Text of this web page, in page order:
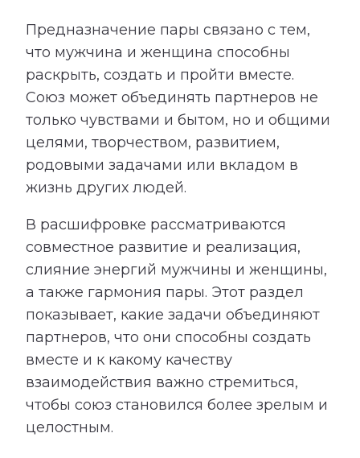
Предназначение пары связано с тем,
что мужчина и женщина способны
раскрыть, создать и пройти вместе.
Союз может объединять партнеров не
только чувствами и бытом, но и общими
целями, творчеством, развитием,
родовыми задачами или вкладом в
жизнь других людей.
В расшифровке рассматриваются
совместное развитие и реализация,
слияние энергий мужчины и женщины,
а также гармония пары. Этот раздел
показывает, какие задачи объединяют
партнеров, что они способны создать
вместе и к какому качеству
взаимодействия важно стремиться,
чтобы союз становился более зрелым и
целостным.